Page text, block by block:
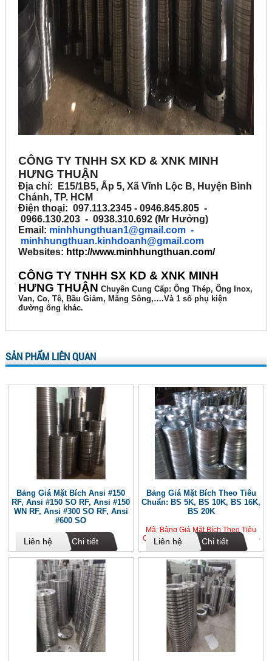
CÔNG TY TNHH SX KD & XNK MINH
HƯNG THUẬN
Địa chỉ: E15/1B5, Ấp 5, Xã Vĩnh Lộc B, Huyện Bình
Chánh, TP. HCM
Điện thoại: 097.113.2345 - 0946.845.805 -
0966.130.203 - 0938.310.692 (Mr Hưởng)
Email: minhhungthuan1@gmail.com -
minhhungthuan.kinhdoanh@gmail.com
Websites: http://www.minhhungthuan.com/
CÔNG TY TNHH SX KD & XNK MINH
HƯNG THUẬN ChuyênCung Cấp: Ống Thép, Ống Inox,
Van, Co, Tê, Bầu Giảm, Măng Sông,….Và 1 số phụ kiện
đường ống khác.
SẢN PHẨM LIÊN QUAN
Bảng Giá Mặt Bích Ansi #150
RF, Ansi #150 SO RF, Ansi #150
WN RF, Ansi #300 SO RF, Ansi
#600 SO
Mã: Bảng Giá Mặt Bích Ansi #150
Liên hệ Chi tiết
Bảng Giá Mặt Bích Theo Tiêu
Chuẩn: BS 5K, BS 10K, BS 16K,
BS 20K
Mã: Bảng Giá Mặt Bích Theo Tiêu
Chuẩn: BS 5K, BS 10K, BS 16K, BS
20K
Liên hệ Chi tiết